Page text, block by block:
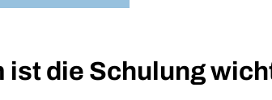
ist die Schulung